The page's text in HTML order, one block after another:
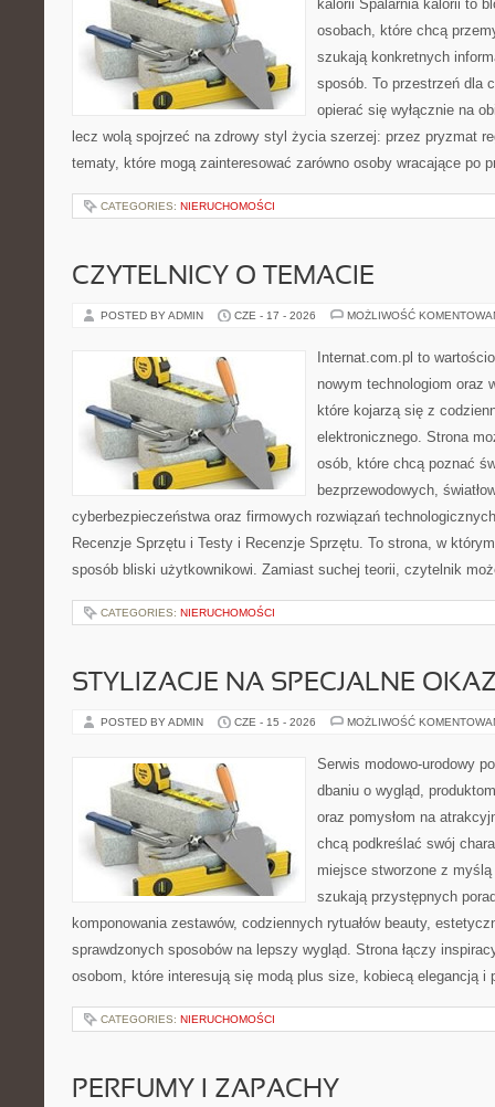
kalorii Spalarnia kalorii to
osobach, które chcą
szukają konkretnych
sposób. To przestrzeń dla
opierać się wyłącznie na
lecz wolą spojrzeć na zdrowy styl życia szerzej: przez pryzmat
tematy, które mogą zainteresować zarówno osoby wracające po
CATEGORIES: NIERUCHOMOŚCI
CZYTELNICY O TEMACIE
POSTED BY ADMIN CZE - 17 - 2026 MOŻLIWOŚĆ
Internat.com.pl to
nowym technologiom oraz
które kojarzą się z
elektronicznego. Strona
osób, które chcą poznać
bezprzewodowych,
cyberbezpieczeństwa oraz firmowych rozwiązań
Recenzje Sprzętu i Testy i Recenzje Sprzętu. To strona, w
sposób bliski użytkownikowi. Zamiast suchej teorii, czytelnik
CATEGORIES: NIERUCHOMOŚCI
STYLIZACJE NA SPECJALNE
POSTED BY ADMIN CZE - 15 - 2026 MOŻLIWOŚĆ
Serwis modowo-urodowy
dbaniu o wygląd,
oraz pomysłom na
chcą podkreślać swój
miejsce stworzone z
szukają przystępnych
komponowania zestawów, codziennych rytuałów beauty,
sprawdzonych sposobów na lepszy wygląd. Strona łączy
osobom, które interesują się modą plus size, kobiecą elegancją
CATEGORIES: NIERUCHOMOŚCI
PERFUMY I ZAPACHY